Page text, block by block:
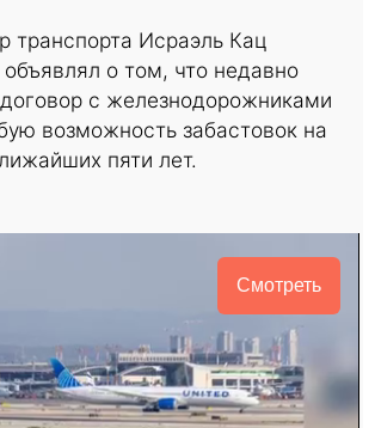
транспорта Исраэль Кац
объявлял о том, что недавно
с железнодорожниками
возможность забастовок на
пяти лет.
Смотреть